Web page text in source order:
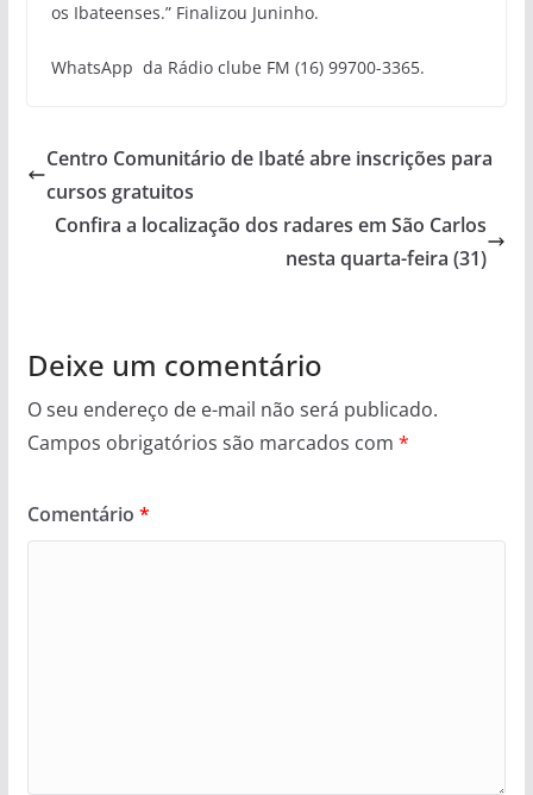
os Ibateenses.” Finalizou Juninho.
WhatsApp da Rádio clube FM (16) 99700-3365.
Centro Comunitário de Ibaté abre inscrições para
cursos gratuitos
Confira a localização dos radares em São Carlos
nesta quarta-feira (31)
Deixe um comentário
O seu endereço de e-mail não será publicado.
Campos obrigatórios são marcados com *
Comentário *